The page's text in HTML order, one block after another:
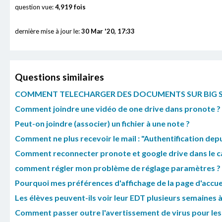
question vue:4,919 fois
dernière mise à jour le:30 Mar '20, 17:33
Questions similaires
COMMENT TELECHARGER DES DOCUMENTS SUR BIG
Comment joindre une vidéo de one drive dans pronote ?
Peut-on joindre (associer) un fichier à une note ?
Comment ne plus recevoir le mail : "Authentification
Comment reconnecter pronote et google drive dans le
comment régler mon problème de réglage paramètres ?
Pourquoi mes préférences d'affichage de la page
Les élèves peuvent-ils voir leur EDT plusieurs semaines
Comment passer outre l'avertissement de virus pour